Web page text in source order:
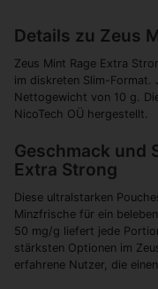
Details zu Zeus
Zeus Mint Rage Extra
im diskreten Slim-Format.
Nettogewicht von 10 g.
NicoTech OÜ hergestellt.
Geschmack und
Extra Strong
Diese ultralstarken
Minzfrische für ein
50 mg/g liefert jede
stärksten Optionen im
erfahrene Nutzer, die